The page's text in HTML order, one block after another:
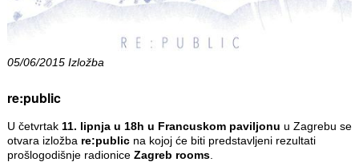
05/06/2015 Izložba
re:public
U četvrtak 11. lipnja u 18h u Francuskom paviljonu u Zagrebu se
otvara izložba re:publicna kojoj će biti predstavljeni rezultati
prošlogodišnje radionice Zagreb rooms.